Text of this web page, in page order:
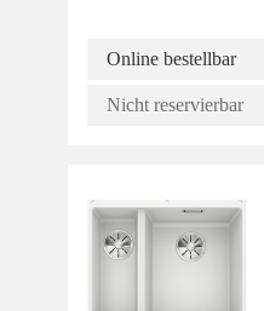
Online bestellbar
Nicht reservierbar